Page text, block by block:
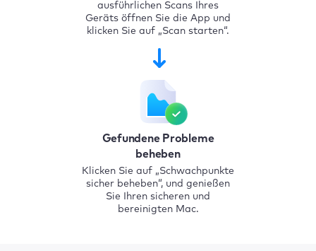
ausführlichen Scans Ihres
Geräts öffnen Sie die App und
klicken Sie auf „Scan starten“.
Gefundene Probleme
beheben
Klicken Sie auf „Schwachpunkte
sicher beheben“, und genießen
Sie Ihren sicheren und
bereinigten Mac.